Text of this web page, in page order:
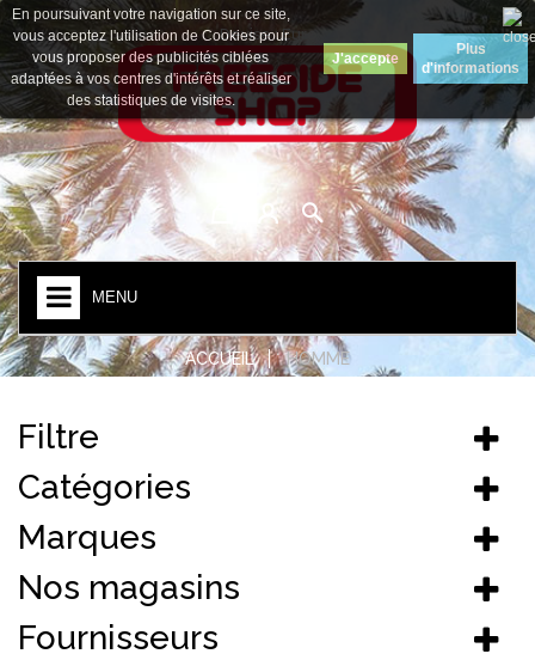
Devise : Euro
MENU
En poursuivant votre navigation sur ce site,
vous acceptez l'utilisation de Cookies pour
vous proposer des publicités ciblées
adaptées à vos centres d'intérêts et réaliser
des statistiques de visites.
J'accepte
Plus
d'informations
ACCUEIL HOMME
Filtre
Catégories
Marques
Nos magasins
Fournisseurs